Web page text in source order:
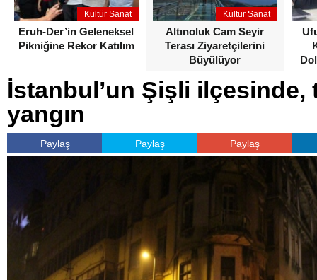
Kültür Sanat
Eruh-Der’in Geleneksel
Pikniğine Rekor Katılım
Kültür Sanat
Altınoluk Cam Seyir
Terası Ziyaretçilerini
Büyülüyor
İstanbul’un Şişli ilçesinde,
yangın
Paylaş Paylaş Paylaş